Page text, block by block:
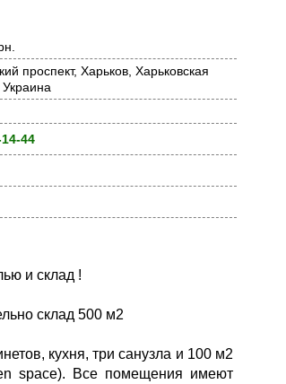
проспект, Харьков, Харьковская
Украина
44
и склад !
склад 500 м2
кухня, три санузла и 100 м2
space). Все помещения имеют